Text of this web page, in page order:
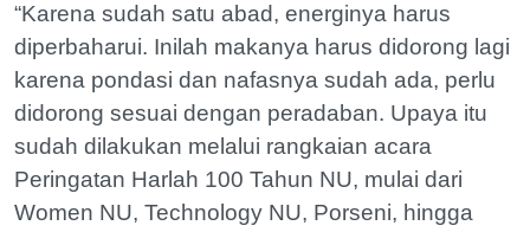
“Karena sudah satu abad, energinya harus
diperbaharui. Inilah makanya harus didorong lagi
karena pondasi dan nafasnya sudah ada, perlu
didorong sesuai dengan peradaban. Upaya itu
sudah dilakukan melalui rangkaian acara
Peringatan Harlah 100 Tahun NU, mulai dari
Women NU, Technology NU, Porseni, hingga